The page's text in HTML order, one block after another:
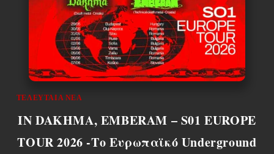
ΤΕΛΕΥΤΑΊΑ ΝΈΑ
IN DAKHMA, EMBERAM – S01 EUROPE
TOUR 2026 -Το Ευρωπαϊκό Underground